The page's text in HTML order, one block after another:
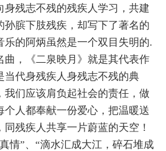
残志不残的残疾人学习，共建
孙膑下肢残疾，却写下了著名的
乐的阿炳虽然是一个双目失明的.
曲，《二泉映月》就是其代表作
当代身残疾人身残志不残的典
我们应该肩负起社会的责任，做
个人都奉献一份爱心，把温暖送
残疾人共享一片蔚蓝的天空！
情”、“滴水汇成大江，碎石堆成